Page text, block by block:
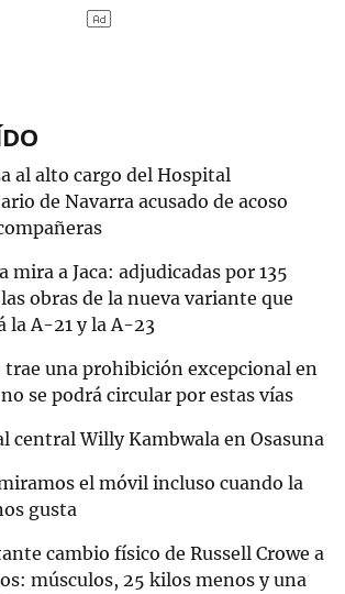
al alto cargo del Hospital
de Navarra acusado de acoso
mira a Jaca: adjudicadas por 135
obras de la nueva variante que
la A-21 y la A-23
trae una prohibición excepcional en
se podrá circular por estas vías
central Willy Kambwala en Osasuna
el móvil incluso cuando la
gusta
cambio físico de Russell Crowe a
músculos, 25 kilos menos y una